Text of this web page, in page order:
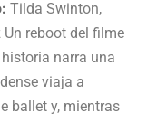
Tilda Swinton,
Un reboot del filme
narra una
viaja a
ballet y, mientras